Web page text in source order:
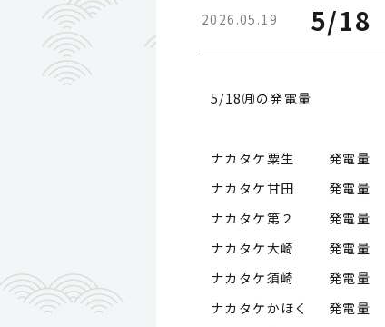
2026.05.19 5/18
5/18㈪の発電量
ナカタケ粟生 発電量
ナカタケ甘田 発電量
ナカタケ第２ 発電量
ナカタケ大崎 発電量
ナカタケ須崎 発電量
ナカタケかほく 発電量